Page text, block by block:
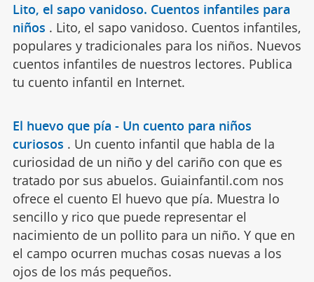
Lito, el sapo vanidoso. Cuentos infantiles para
niños . Lito, el sapo vanidoso. Cuentos infantiles,
populares y tradicionales para los niños. Nuevos
cuentos infantiles de nuestros lectores. Publica
tu cuento infantil en Internet.
El huevo que pía - Un cuento para niños
curiosos . Un cuento infantil que habla de la
curiosidad de un niño y del cariño con que es
tratado por sus abuelos. Guiainfantil.com nos
ofrece el cuento El huevo que pía. Muestra lo
sencillo y rico que puede representar el
nacimiento de un pollito para un niño. Y que en
el campo ocurren muchas cosas nuevas a los
ojos de los más pequeños.